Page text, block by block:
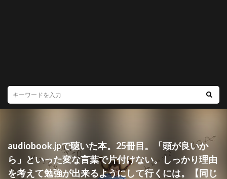
audiobook.jpで聴いた本。25冊目。「頭が良いか
ら」といった変な言葉で片付けない。しっかり理由
を考えて勉強が出来るようにして行くには。【同じ